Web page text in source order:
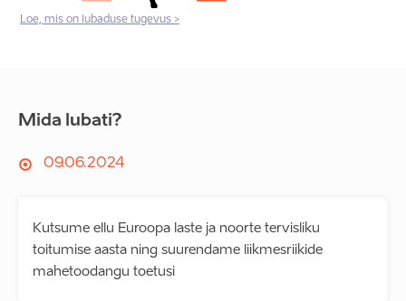
Loe, mis on lubaduse tugevus >
Mida lubati?
09.06.2024
Kutsume ellu Euroopa laste ja noorte tervisliku
toitumise aasta ning suurendame liikmesriikide
mahetoodangu toetusi